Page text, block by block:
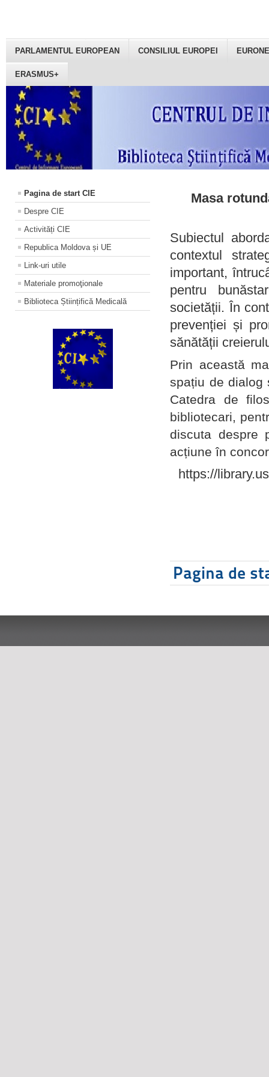
PARLAMENTUL EUROPEAN CONSILIUL EUROPEI
ERASMUS+
Pagina de start CIE
Despre CIE
Activități CIE
Republica Moldova și UE
Link-uri utile
Materiale promoţionale
Biblioteca Științifică Medicală
Masa
Subiectul
contextul
important,
pentru
societății. În
prevenției și
sănătății
Prin această
spațiu de dialog
Catedra de
bibliotecari,
discuta despre
acțiune în
https://
Pagina de